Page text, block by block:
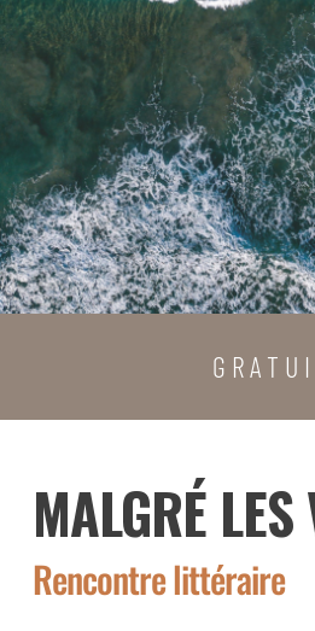
G R A T U
MALGRÉ LES
Rencontre littéraire